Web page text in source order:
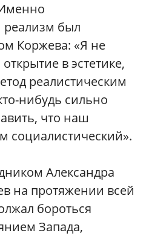
реализм был
Коржева: «Я не
в эстетике,
реалистическим
нибудь сильно
что наш
социалистический».
Александра
на протяжении всей
бороться
Запада,